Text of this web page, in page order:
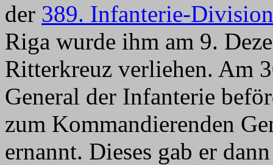
der 389. Infanterie-Division
Riga wurde ihm am 9.
Ritterkreuz verliehen. Am
General der Infanterie
zum Kommandierenden
ernannt. Dieses gab er